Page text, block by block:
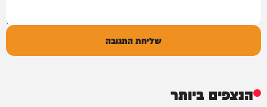
שליחת התגובה
הנצפים ביותר